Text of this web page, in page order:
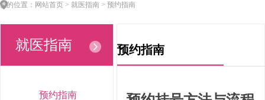
您的位置：网站首页 > 就医指南 > 预约指南
就医指南
预约指南
预约指南